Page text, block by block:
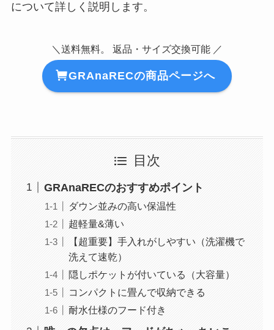
について詳しく説明します。
＼送料無料。 返品・サイズ交換可能 ／
GRAnaRECの商品ページへ
目次
GRAnaRECのおすすめポイント
ダウン並みの高い保温性
超軽量&薄い
【超重要】手入れがしやすい（洗濯機で
洗えて速乾）
隠しポケットが付いている（大容量）
コンパクトに畳んで収納できる
耐水仕様のフード付き